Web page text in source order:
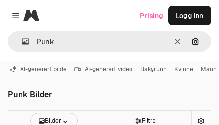
Close menu
Magnific
Slett Søk
Prising Logg inn
AI-generert bilde AI-generert video Bakgrunn Kvinne Mann
Punk Bilder
Bilder Filtre